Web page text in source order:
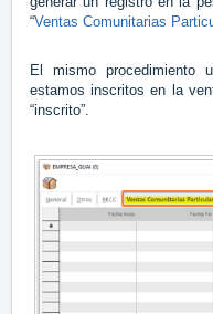
“Ventas Comunitarias
El mismo procedimiento
estamos inscritos en la
“inscrito”.